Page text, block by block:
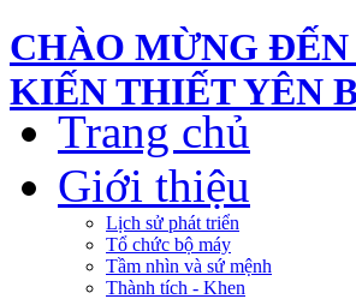
CHÀO MỪNG
KIẾN THIẾT YÊN
Trang chủ
Giới thiệu
Lịch sử phát triển
Tổ chức bộ máy
Tầm nhìn và sứ mệnh
Thành tích - Khen